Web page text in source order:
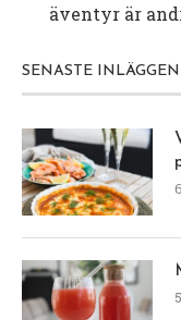
äventyr är
SENASTE INLÄGGEN